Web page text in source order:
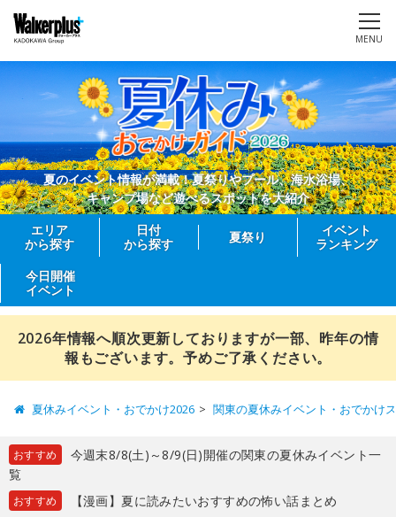
MENU
夏のイベント情報が満載！夏祭りやプール、海水浴場、
キャンプ場など遊べるスポットを大紹介
エリア
から探す
日付
から探す
夏祭り
イベント
ランキング
今日開催
イベント
2026年情報へ順次更新しておりますが一部、昨年の情
報もございます。予めご了承ください。
夏休みイベント・おでかけ2026 関東の夏休みイベント・おでかけ
おすすめ
今週末8/8(土)～8/9(日)開催の関東の夏休みイベント一
覧
おすすめ 【漫画】夏に読みたいおすすめの怖い話まとめ